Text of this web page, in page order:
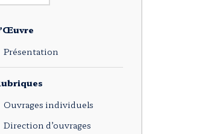
Présentation
Ouvrages individuels
Direction d’ouvrages